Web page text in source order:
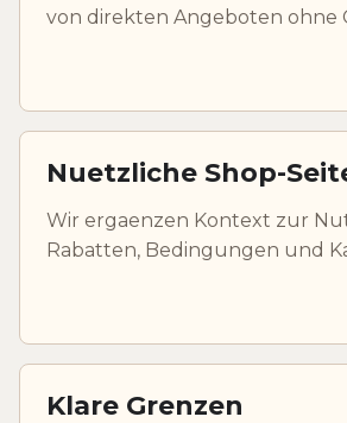
von direkten Angeboten ohne
Nuetzliche Shop-
Wir ergaenzen Kontext zur
Rabatten, Bedingungen und
Klare Grenzen